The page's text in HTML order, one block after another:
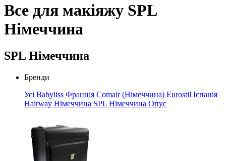
Все для макіяжу SPL
Німеччина
SPL Німеччина
Бренди
Усі Babyliss Франція Comair (Німеччина) Eurostil Іспанія
Hairway Німеччина SPL Німеччина Опус